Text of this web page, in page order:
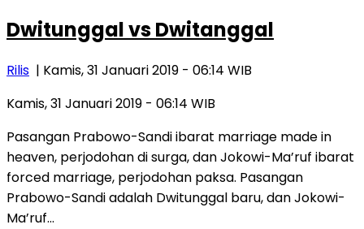
Dwitunggal vs Dwitanggal
Rilis | Kamis, 31 Januari 2019 - 06:14 WIB
Kamis, 31 Januari 2019 - 06:14 WIB
Pasangan Prabowo-Sandi ibarat marriage made in
heaven, perjodohan di surga, dan Jokowi-Ma’ruf ibarat
forced marriage, perjodohan paksa. Pasangan
Prabowo-Sandi adalah Dwitunggal baru, dan Jokowi-
Ma’ruf…